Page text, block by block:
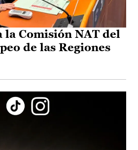
la Comisión NAT del
de las Regiones